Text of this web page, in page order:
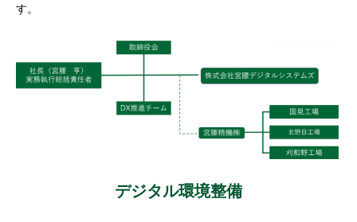
す。
デジタル環境整備